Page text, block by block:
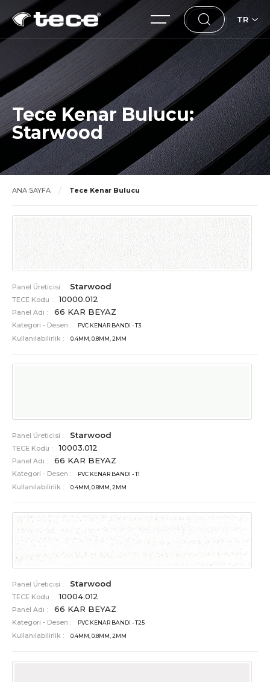
TR
Tece Kenar Bulucu:
Starwood
ANA SAYFA Tece Kenar Bulucu
Panel Üreticisi : Starwood
TECE Kodu : 10000.012
Panel Adı : 66 KAR BEYAZ
Kategori - Desen : PVC KENAR BANDI - T3
Kullanılabilirlik : 0.4MM, 0.8MM, 2MM
Panel Üreticisi : Starwood
TECE Kodu : 10003.012
Panel Adı : 66 KAR BEYAZ
Kategori - Desen : PVC KENAR BANDI - T1
Kullanılabilirlik : 0.4MM, 0.8MM, 2MM
Panel Üreticisi : Starwood
TECE Kodu : 10004.012
Panel Adı : 66 KAR BEYAZ
Kategori - Desen : PVC KENAR BANDI - T25
Kullanılabilirlik : 0.4MM, 0.8MM, 2MM